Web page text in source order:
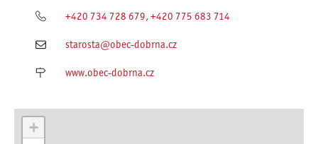
+420 734 728 679, +420 775 683 714
starosta@obec-dobrna.cz
www.obec-dobrna.cz
+